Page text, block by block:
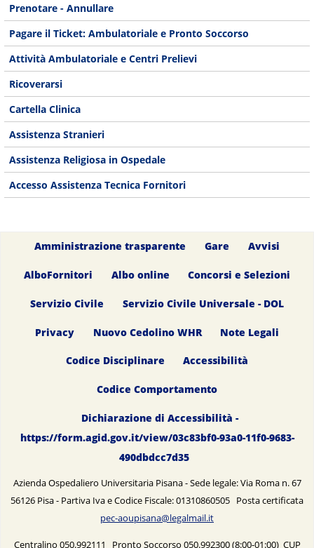
Prenotare - Annullare
Pagare il Ticket: Ambulatoriale e Pronto Soccorso
Attività Ambulatoriale e Centri Prelievi
Ricoverarsi
Cartella Clinica
Assistenza Stranieri
Assistenza Religiosa in Ospedale
Accesso Assistenza Tecnica Fornitori
Amministrazione trasparente Gare Avvisi
AlboFornitori Albo online Concorsi e Selezioni
Servizio Civile Servizio Civile Universale - DOL
Privacy Nuovo Cedolino WHR Note Legali
Codice Disciplinare Accessibilità
Codice Comportamento
Dichiarazione di Accessibilità -
https://form.agid.gov.it/view/03c83bf0-93a0-11f0-9683-
490dbdcc7d35
Azienda Ospedaliero Universitaria Pisana - Sede legale: Via Roma n. 67
56126 Pisa - Partiva Iva e Codice Fiscale: 01310860505 Posta certificata
pec-aoupisana@legalmail.it
Centralino 050.992111 Pronto Soccorso 050.992300 (8:00-01:00) CUP